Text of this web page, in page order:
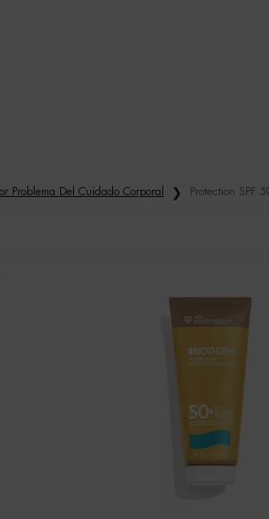
Problema Del Cuidado Corporal Protection SPF